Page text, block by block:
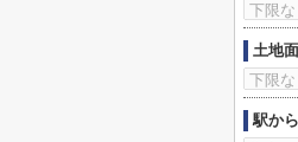
土地
駅か